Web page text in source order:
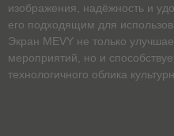
изображения, надёжность и
его подходящим для
Экран MEVY не только
мероприятий, но и
технологичного облика